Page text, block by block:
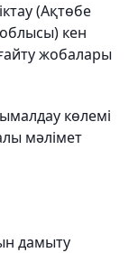
(Ақтөбе
кен
жобалары
көлемі
мәлімет
дамыту